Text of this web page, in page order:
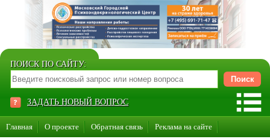
ПОИСК ПО САЙТУ:
ЗАДАТЬ НОВЫЙ ВОПРОС
Главная О проекте Обратная связь Реклама на сайте